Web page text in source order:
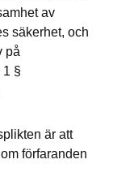
av
säkerhet, och
på
1 §
är att
förfaranden